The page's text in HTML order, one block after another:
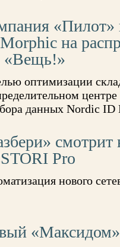
на
оптимизации
данных Nordic
смотрит
Pro
нового
«Максидом»